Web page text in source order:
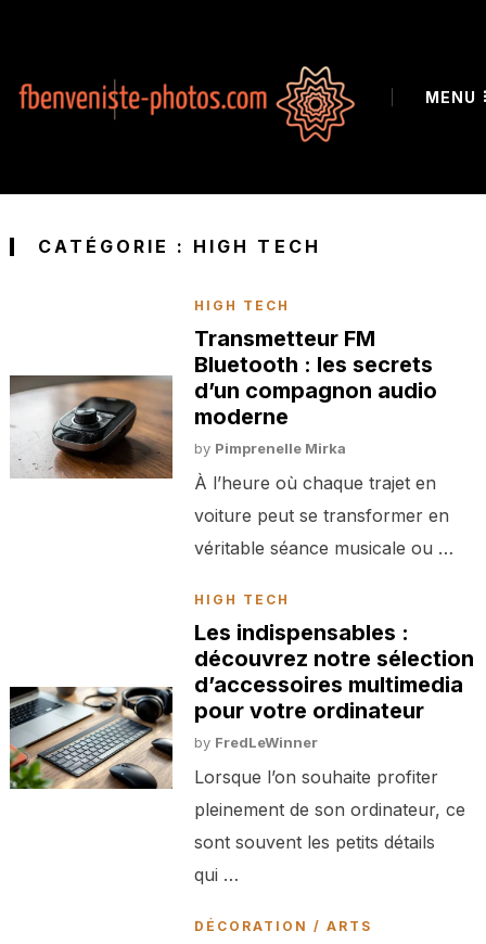
MENU
CATÉGORIE : HIGH TECH
HIGH TECH
Transmetteur FM
Bluetooth : les secrets
d’un compagnon audio
moderne
by Pimprenelle Mirka
À l’heure où chaque trajet en
voiture peut se transformer en
véritable séance musicale ou …
HIGH TECH
Les indispensables :
découvrez notre sélection
d’accessoires multimedia
pour votre ordinateur
by FredLeWinner
Lorsque l’on souhaite profiter
pleinement de son ordinateur, ce
sont souvent les petits détails
qui …
DÉCORATION / ARTS